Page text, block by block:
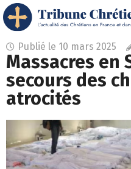
Publié le 10 mars 2025
Massacres en
secours des
atrocités